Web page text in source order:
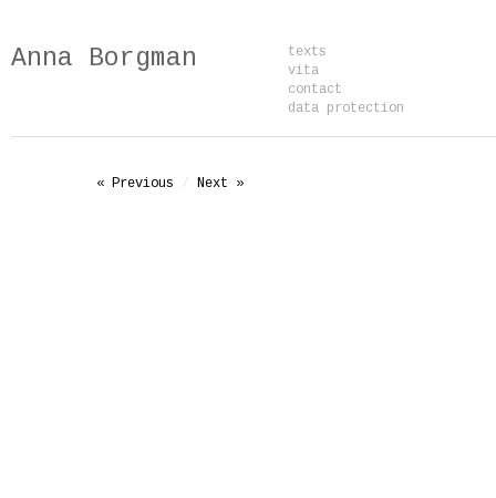
Anna Borgman
texts
vita
contact
data protection
« Previous / Next »